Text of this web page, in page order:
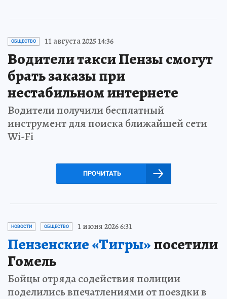
ОБЩЕСТВО 11 августа 2025 14:36
Водители такси Пензы смогут
брать заказы при
нестабильном интернете
Водители получили бесплатный
инструмент для поиска ближайшей сети
Wi-Fi
ПРОЧИТАТЬ
НОВОСТИ ОБЩЕСТВО 1 июня 2026 6:31
Пензенские «Тигры»посетили
Гомель
Бойцы отряда содействия полиции
поделились впечатлениями от поездки в